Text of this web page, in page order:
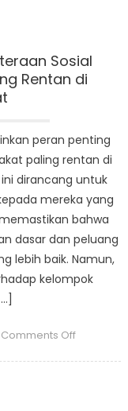
Jaminan
Krisis
Sosial
Rentan di
peran penting
paling rentan di
dirancang untuk
mereka yang
bahwa
dasar dan peluang
lebih baik. Namun,
kelompok
Comments Offon